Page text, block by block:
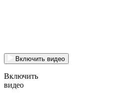
Включить видео
Включить
видео